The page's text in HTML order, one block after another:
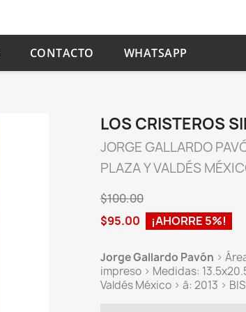
CONTACTO WHATSAPP
LOS CRISTEROS
JORGE GALLARDO
PLAZA Y VALDÉS
$100.00
$95.00
¡AHORRE 5%!
Jorge Gallardo Pavón >
impreso > Medidas:
Valdés México > â: 2013 >